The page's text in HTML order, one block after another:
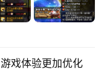
戏体验更加优化